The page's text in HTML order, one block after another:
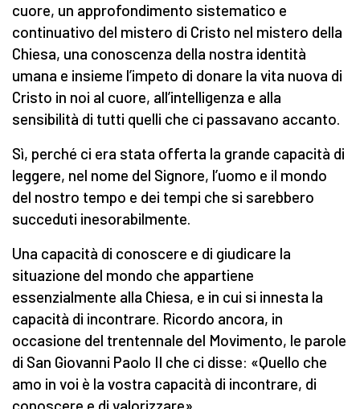
cuore, un approfondimento sistematico e
continuativo del mistero di Cristo nel mistero della
Chiesa, una conoscenza della nostra identità
umana e insieme l’impeto di donare la vita nuova di
Cristo in noi al cuore, all’intelligenza e alla
sensibilità di tutti quelli che ci passavano accanto.
Sì, perché ci era stata offerta la grande capacità di
leggere, nel nome del Signore, l’uomo e il mondo
del nostro tempo e dei tempi che si sarebbero
succeduti inesorabilmente.
Una capacità di conoscere e di giudicare la
situazione del mondo che appartiene
essenzialmente alla Chiesa, e in cui si innesta la
capacità di incontrare. Ricordo ancora, in
occasione del trentennale del Movimento, le parole
di San Giovanni Paolo II che ci disse: «Quello che
amo in voi è la vostra capacità di incontrare, di